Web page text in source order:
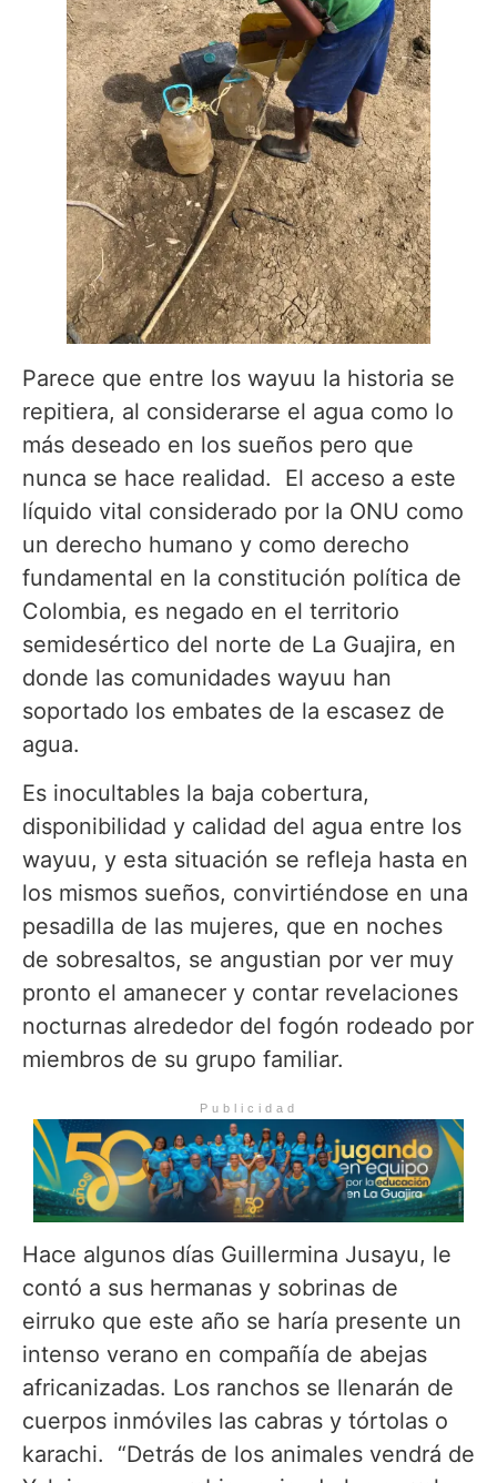
Parece que entre los wayuu la historia se
repitiera, al considerarse el agua como lo
más deseado en los sueños pero que
nunca se hace realidad. El acceso a este
líquido vital considerado por la ONU como
un derecho humano y como derecho
fundamental en la constitución política de
Colombia, es negado en el territorio
semidesértico del norte de La Guajira, en
donde las comunidades wayuu han
soportado los embates de la escasez de
agua.
Es inocultables la baja cobertura,
disponibilidad y calidad del agua entre los
wayuu, y esta situación se refleja hasta en
los mismos sueños, convirtiéndose en una
pesadilla de las mujeres, que en noches
de sobresaltos, se angustian por ver muy
pronto el amanecer y contar revelaciones
nocturnas alrededor del fogón rodeado por
miembros de su grupo familiar.
Publicidad
Hace algunos días Guillermina Jusayu, le
contó a sus hermanas y sobrinas de
eirruko que este año se haría presente un
intenso verano en compañía de abejas
africanizadas. Los ranchos se llenarán de
cuerpos inmóviles las cabras y tórtolas o
karachi. “Detrás de los animales vendrá de